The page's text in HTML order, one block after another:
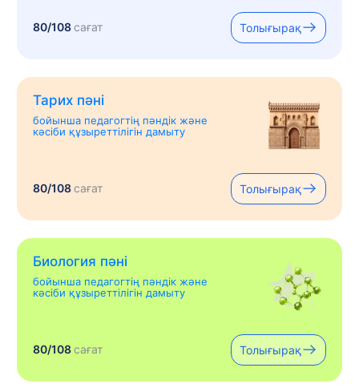
80/108сағат Толығырақ
Тарих пәні
бойынша педагогтің пәндік және
кәсіби құзыреттілігін дамыту
80/108сағат Толығырақ
Биология пәні
бойынша педагогтің пәндік және
кәсіби құзыреттілігін дамыту
80/108сағат Толығырақ